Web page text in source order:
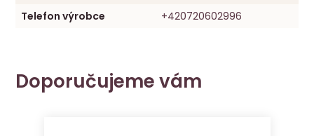
Telefon výrobce
+420720602996
Doporučujeme vám